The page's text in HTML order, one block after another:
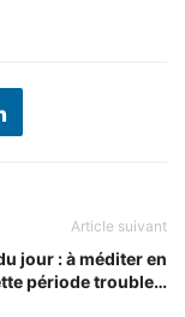
Article suivant
jour : à méditer en
période trouble…